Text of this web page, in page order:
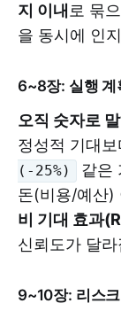
지 이내 로 묶
을 동시에 인
6~8장: 실행 계
오직 숫자로
정성적 기대보
(-25%)
같은
돈(비용/예산)
비 기대 효과
신뢰도가 달
9~10장: 리스